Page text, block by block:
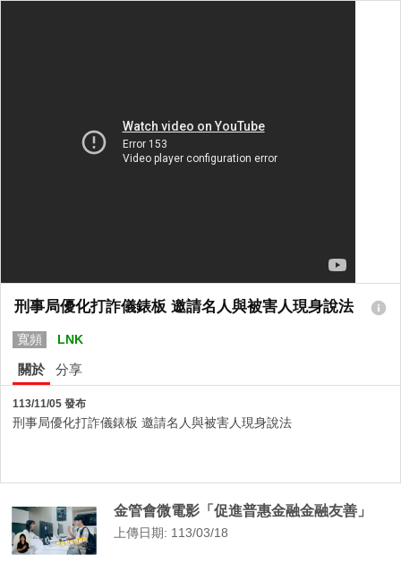
刑事局優化打詐儀錶板 邀請名人與被害人現身說法
寬頻 LNK
關於 分享
113/11/05 發布
刑事局優化打詐儀錶板 邀請名人與被害人現身說法
金管會微電影「促進普惠金融金融友善」
上傳日期: 113/03/18